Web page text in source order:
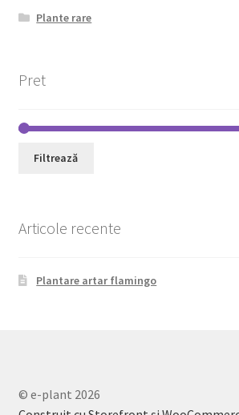
Plante rare
Pret
Filtrează
Articole recente
Plantare artar flamingo
© e-plant 2026